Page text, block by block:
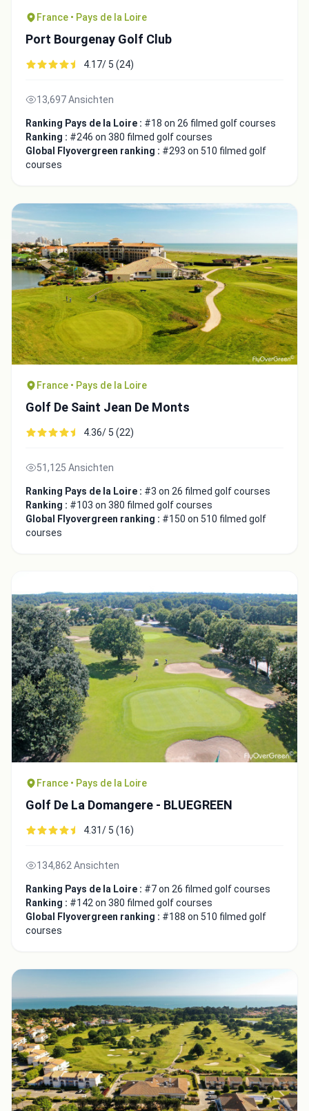
France • Pays de la Loire
Port Bourgenay Golf Club
4.17/ 5 (24)
13,697 Ansichten
Ranking Pays de la Loire : #18 on 26 filmed golf courses
Ranking : #246 on 380 filmed golf courses
Global Flyovergreen ranking : #293 on 510 filmed golf
courses
France • Pays de la Loire
Golf De Saint Jean De Monts
4.36/ 5 (22)
51,125 Ansichten
Ranking Pays de la Loire : #3 on 26 filmed golf courses
Ranking : #103 on 380 filmed golf courses
Global Flyovergreen ranking : #150 on 510 filmed golf
courses
France • Pays de la Loire
Golf De La Domangere - BLUEGREEN
4.31/ 5 (16)
134,862 Ansichten
Ranking Pays de la Loire : #7 on 26 filmed golf courses
Ranking : #142 on 380 filmed golf courses
Global Flyovergreen ranking : #188 on 510 filmed golf
courses
Integrate video
Video choice:
Copy to Clipboard